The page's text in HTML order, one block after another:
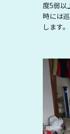
度5弱以
時には
します。